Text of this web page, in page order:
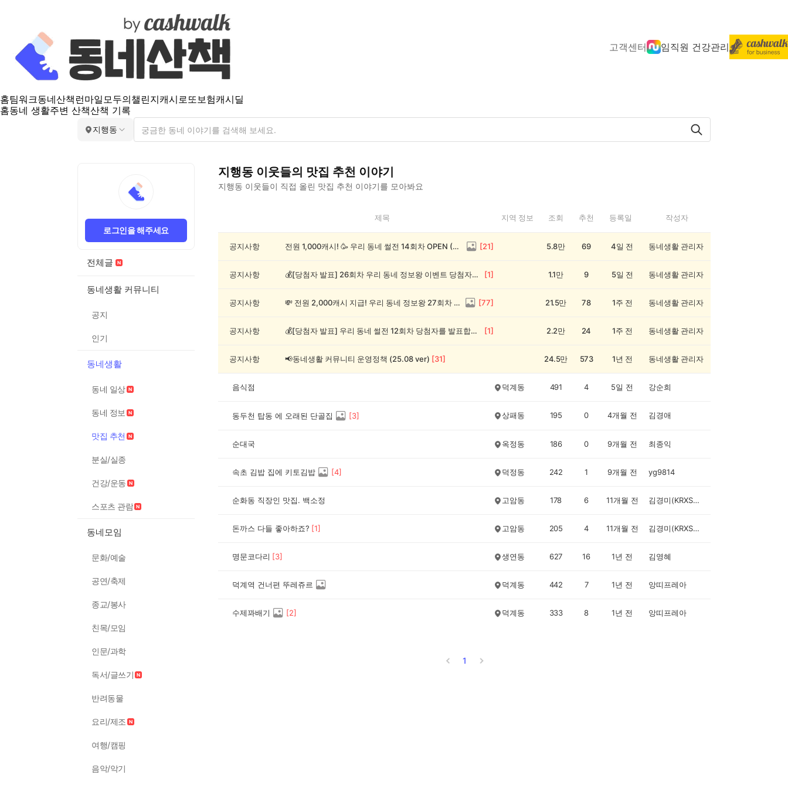
고객센터 임직원 건강관리
홈팀워크동네산책 런마일모두의챌린지캐시로또보험캐시딜
홈동네 생활주변 산책산책 기록
지행동
로그인을 해주세요
전체글
동네생활 커뮤니티
공지
인기
동네생활
동네 일상
동네 정보
맛집 추천
분실/실종
건강/운동
스포츠 관람
동네모임
문화/예술
공연/축제
종교/봉사
친목/모임
인문/과학
독서/글쓰기
반려동물
요리/제조
여행/캠핑
음악/악기
지행동 이웃들의 맛집 추천 이야기
지행동 이웃들이 직접 올린 맛집 추천 이야기를 모아봐요
동
제목 지역 정보 조회 추천 등록일 작성자
공지사항 전원 1,000캐시! 🥳 우리 동네 썰전 14회차 OPEN (~8/17) [21] 5.8만 69 4일 전 동네생활 관리자
공지사항 💰[당첨자 발표] 26회차 우리 동네 정보왕 이벤트 당첨자를 발표합니다! [1] 1.1만 9 5일 전 동네생활 관리자
공지사항 💸 전원 2,000캐시 지급! 우리 동네 정보왕 27회차 (~8/10) [77] 21.5만 78 1주 전 동네생활 관리자
공지사항 💰[당첨자 발표] 우리 동네 썰전 12회차 당첨자를 발표합니다! [1] 2.2만 24 1주 전 동네생활 관리자
공지사항 📢동네생활 커뮤니티 운영정책 (25.08 ver) [31] 24.5만 573 1년 전 동네생활 관리자
음식점 덕계동 491 4 5일 전 강순희
동두천 탑동 에 오래된 단골집 [3] 상패동 195 0 4개월 전 김경애
순대국 옥정동 186 0 9개월 전 최종익
속초 김밥 집에 키토김밥 [4] 덕정동 242 1 9개월 전 yg9814
순화동 직장인 맛집. 백소정 고암동 178 6 11개월 전 김경미(KRXSN5Z)
돈까스 다들 좋아하죠? [1] 고암동 205 4 11개월 전 김경미(KRXSN5Z)
명문코다리 [3] 생연동 627 16 1년 전 김영혜
덕계역 건너편 뚜레쥬르 덕계동 442 7 1년 전 앙띠프레아
수제꽈배기 [2] 덕계동 333 8 1년 전 앙띠프레아
1